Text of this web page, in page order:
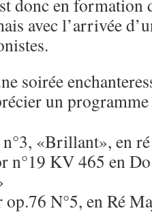
donc en formation
avec l’arrivée
soirée
un
«Brillant», en
n°19 KV 465 en
N°5, en Ré